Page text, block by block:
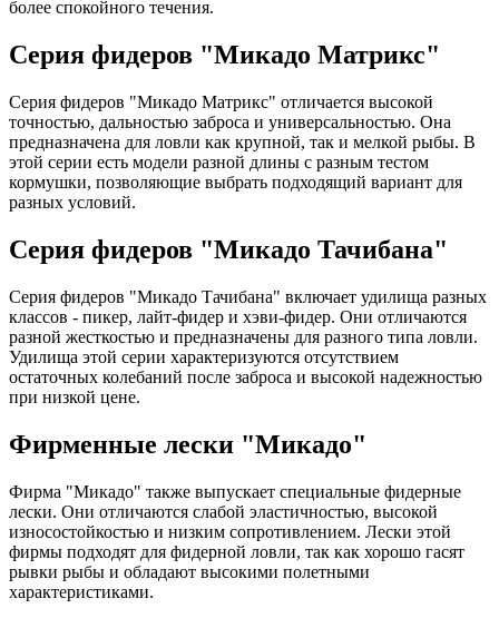
более спокойного течения.
Серия фидеров "Микадо Матрикс"
Серия фидеров "Микадо Матрикс" отличается высокой
точностью, дальностью заброса и универсальностью. Она
предназначена для ловли как крупной, так и мелкой рыбы. В
этой серии есть модели разной длины с разным тестом
кормушки, позволяющие выбрать подходящий вариант для
разных условий.
Серия фидеров "Микадо Тачибана"
Серия фидеров "Микадо Тачибана" включает удилища разных
классов - пикер, лайт-фидер и хэви-фидер. Они отличаются
разной жесткостью и предназначены для разного типа ловли.
Удилища этой серии характеризуются отсутствием
остаточных колебаний после заброса и высокой надежностью
при низкой цене.
Фирменные лески "Микадо"
Фирма "Микадо" также выпускает специальные фидерные
лески. Они отличаются слабой эластичностью, высокой
износостойкостью и низким сопротивлением. Лески этой
фирмы подходят для фидерной ловли, так как хорошо гасят
рывки рыбы и обладают высокими полетными
характеристиками.